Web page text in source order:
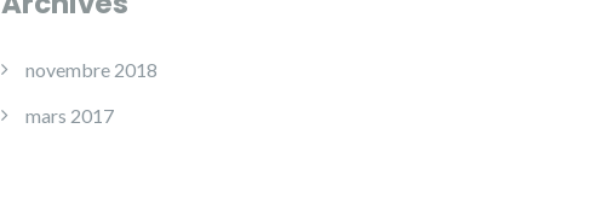
novembre 2018
mars 2017